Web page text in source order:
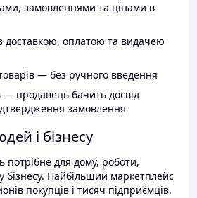
замовленнями та цінами в
з доставкою, оплатою та видачею
— без ручного введення
— продавець бачить досвід
замовлення
і бізнесу
потрібне для дому, роботи,
бізнесу. Найбільший маркетплейс
покупців і тисяч підприємців.